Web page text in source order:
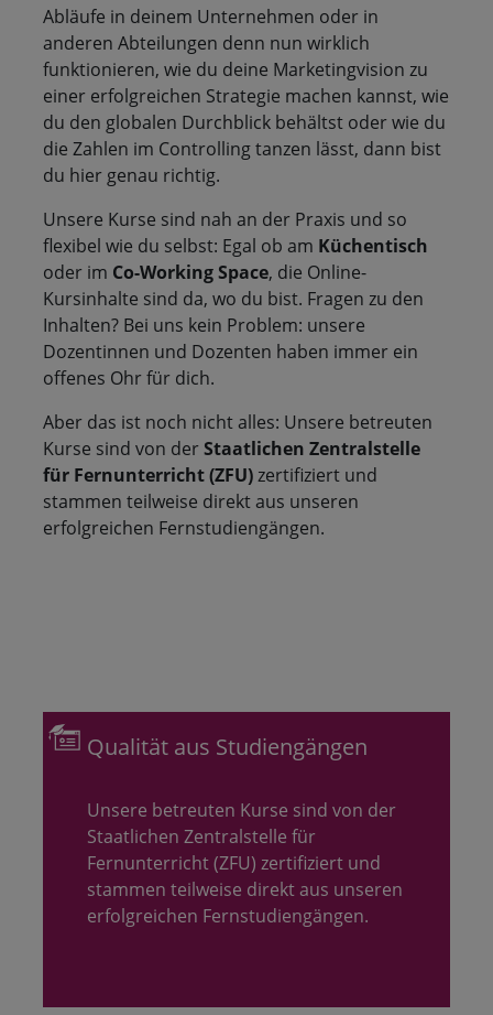
Abläufe in deinem Unternehmen oder in
anderen Abteilungen denn nun wirklich
funktionieren, wie du deine Marketingvision zu
einer erfolgreichen Strategie machen kannst, wie
du den globalen Durchblick behältst oder wie du
die Zahlen im Controlling tanzen lässt, dann bist
du hier genau richtig.
Unsere Kurse sind nah an der Praxis und so
flexibel wie du selbst: Egal ob am Küchentisch
oder im Co-WorkingSpace, die Online-
Kursinhalte sind da, wo du bist. Fragen zu den
Inhalten? Bei uns kein Problem: unsere
Dozentinnen und Dozenten haben immer ein
offenes Ohr für dich.
Aber das ist noch nicht alles: Unsere betreuten
Kurse sind von derStaatlichen Zentralstelle
für Fernunterricht (ZFU)zertifiziert und
stammen teilweise direkt aus unseren
erfolgreichen Fernstudiengängen.
Qualität aus Studiengängen
Unsere betreuten Kurse sind von der
Staatlichen Zentralstelle für
Fernunterricht (ZFU) zertifiziert und
stammen teilweise direkt aus unseren
erfolgreichen Fernstudiengängen.